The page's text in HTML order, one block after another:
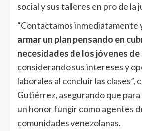
social y sus talleres en pro de la
“Contactamos inmediatamente
armar un plan pensando en
necesidades de los jóvenes de
considerando sus intereses y
laborales al concluir las clases”,
Gutiérrez, asegurando que para
un honor fungir como agentes
comunidades venezolanas.